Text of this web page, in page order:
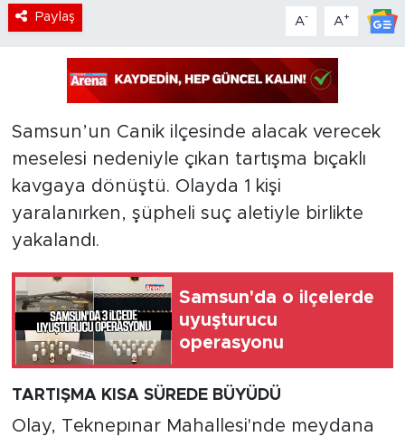
Paylaş A- A+
Samsun’un Canik ilçesinde alacak verecek
meselesi nedeniyle çıkan tartışma bıçaklı
kavgaya dönüştü. Olayda 1 kişi
yaralanırken, şüpheli suç aletiyle birlikte
yakalandı.
Samsun'da o ilçelerde
uyuşturucu
operasyonu
TARTIŞMA KISA SÜREDE BÜYÜDÜ
Olay, Teknepınar Mahallesi'nde meydana